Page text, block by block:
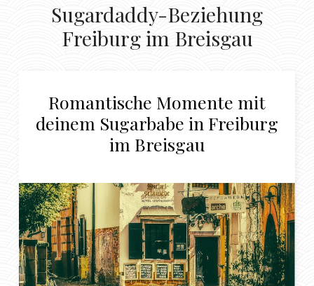
Sugardaddy-Beziehung
Freiburg im Breisgau
Romantische Momente mit
deinem Sugarbabe in Freiburg
im Breisgau